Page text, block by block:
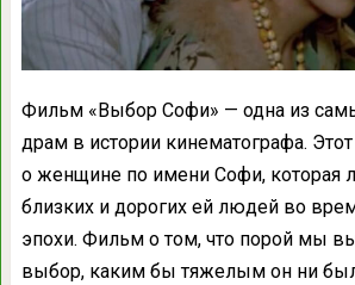
Фильм «Выбор Софи» — одна из
драм в истории кинематографа.
о женщине по имени Софи, которая
близких и дорогих ей людей во
эпохи. Фильм о том, что порой мы
выбор, каким бы тяжелым он ни